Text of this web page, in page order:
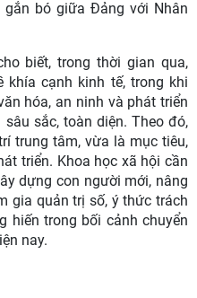
bó giữa Đảng với Nhân
biết, trong thời gian qua,
khía cạnh kinh tế, trong khi
hóa, an ninh và phát triển
sắc, toàn diện. Theo đó,
trung tâm, vừa là mục tiêu,
triển. Khoa học xã hội cần
dựng con người mới, nâng
gia quản trị số, ý thức trách
hiến trong bối cảnh chuyển
nay.